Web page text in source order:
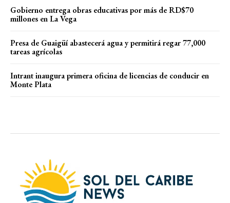
Gobierno entrega obras educativas por más de RD$70
millones en La Vega
Presa de Guaigüí abastecerá agua y permitirá regar 77,000
tareas agrícolas
Intrant inaugura primera oficina de licencias de conducir en
Monte Plata